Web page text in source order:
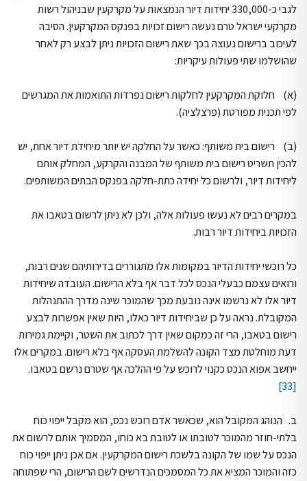
לגבי כ-330,000 יחידות דיור הנמצאות על מקרקעין שבניהול רשות
מקרקעי ישראל טרם נעשה רישום זכויות בפנקס המקרקעין. הסיבה
לעיכוב ברישום נעוצה בכך שאת רישום הזכויות ניתן לבצע רק לאחר
שהושלמו שתי פעולות עיקריות:
(א) חלוקת המקרקעין לחלקות רישום נפרדות התואמות את המגרשים
לפי תכנית מפורטת (פרצלציה).
(ב) רישום בית משותף: כאשר על החלקה יש יותר מיחידת דיור אחת, יש
להכין תשריט רישום בית משותף של המבנה והקרקע, המחלק אותם
ליחידות דיור, ולרשום כל יחידה כתת-חלקה בפנקס הבתים המשותפים.
במקרים רבים לא נעשו פעולות אלה, ולכן לא ניתן לרשום בטאבו את
הזכויות ביחידות דיור רבות.
כל רוכשי יחידות הדיור במקומות אלו מתגוררים בדירותיהם שנים רבות,
ורואים עצמם כבעלי הנכס לכל דבר אף בלא הרישום. העובדה שיחידות
דיור אלו לא נרשמו אינה נובעת מכך שהמוכר שינה מדרך ההתנהלות
המקובלת. נראה על כן שביחידות דיור כאלו, היות שאין אפשרות לבצע
רישום בטאבו, הרי זה כמקום שאין דרך לכתוב את השטר, וקיימת גמירות
דעת מוחלטת מצד הקונה להשלמת העסקה אף בלא רישום. במקרים אלו
ייחשב אפוא הנכס כקנוי לרוכש על פי ההלכה אף שטרם נרשם בטאבו.
[33]
ב. הנוהג המקובל הוא, שכאשר אדם רוכש נכס, הוא מקבל ייפוי כוח
בלתי-חוזר מהמוכר לטובתו או לטובת בא כוחו, המסמיך אותם לרשום את
הנכס על שמו של הקונה בלשכת רישום המקרקעין. אם אכן ניתן ייפוי כוח
כזה והמוכר המציא את כל המסמכים הנדרשים לשם הרישום, הרי שפתוחה